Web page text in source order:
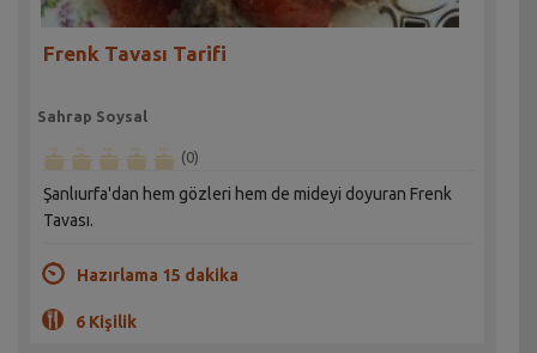
Frenk Tavası Tarifi
Sahrap Soysal
(0)
Şanlıurfa'dan hem gözleri hem de mideyi doyuran Frenk
Tavası.
Hazırlama 15 dakika
6 Kişilik